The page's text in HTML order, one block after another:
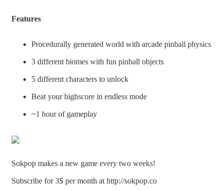
Features
Procedurally generated world with arcade pinball physics
3 different biomes with fun pinball objects
5 different characters to unlock
Beat your highscore in endless mode
~1 hour of gameplay
Sokpop makes a new game every two weeks!
Subscribe for 3$ per month at http://sokpop.co